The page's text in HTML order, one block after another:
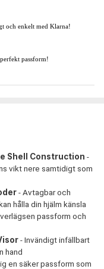
och enkelt med Klarna!
passform!
Shell Construction -
vikt nere samtidigt som
- Avtagbar och
hålla din hjälm känsla
passform och
- Invändigt infällbart
hand
en säker passform som